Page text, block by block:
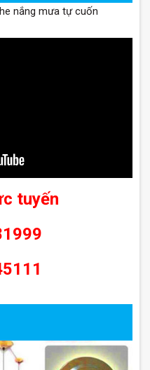
nắng mưa tự cuốn
tuyến